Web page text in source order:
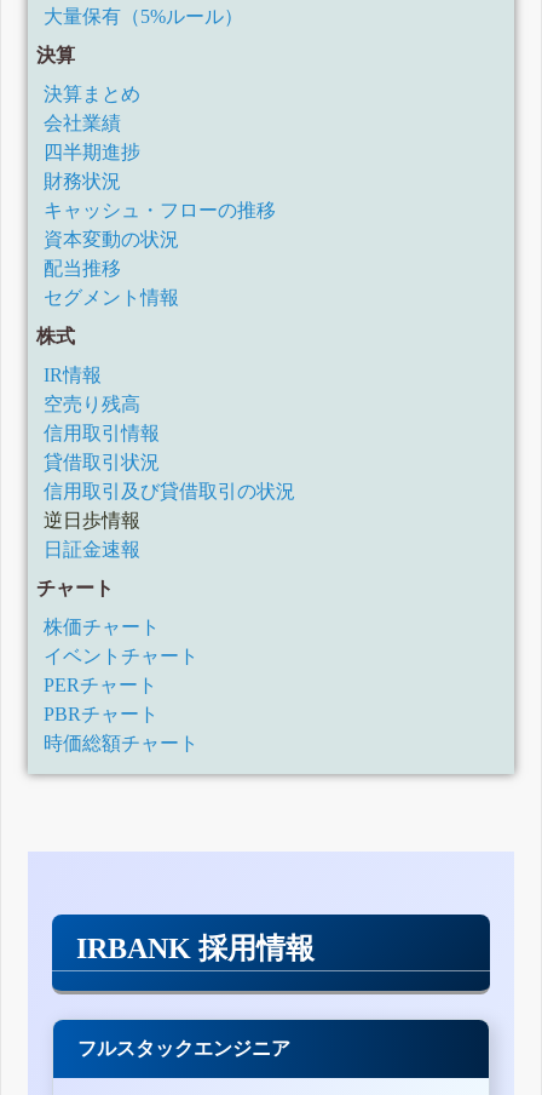
大量保有（5%ルール）
決算
決算まとめ
会社業績
四半期進捗
財務状況
キャッシュ・フローの推移
資本変動の状況
配当推移
セグメント情報
株式
IR情報
空売り残高
信用取引情報
貸借取引状況
信用取引及び貸借取引の状況
逆日歩情報
日証金速報
チャート
株価チャート
イベントチャート
PERチャート
PBRチャート
時価総額チャート
IRBANK 採用情報
フルスタックエンジニア